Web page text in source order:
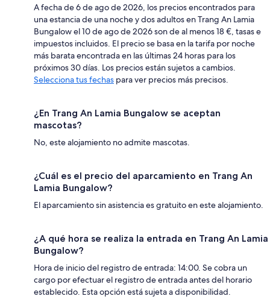
A fecha de 6 de ago de 2026, los precios encontrados para
una estancia de una noche y dos adultos en Trang An Lamia
Bungalow el 10 de ago de 2026 son de al menos 18 €, tasas e
impuestos incluidos. El precio se basa en la tarifa por noche
más barata encontrada en las últimas 24 horas para los
próximos 30 días. Los precios están sujetos a cambios.
Selecciona tus fechas para ver precios más precisos.
¿En Trang An Lamia Bungalow se aceptan
mascotas?
No, este alojamiento no admite mascotas.
¿Cuál es el precio del aparcamiento en Trang An
Lamia Bungalow?
El aparcamiento sin asistencia es gratuito en este alojamiento.
¿A qué hora se realiza la entrada en Trang An Lamia
Bungalow?
Hora de inicio del registro de entrada: 14:00. Se cobra un
cargo por efectuar el registro de entrada antes del horario
establecido. Esta opción está sujeta a disponibilidad.